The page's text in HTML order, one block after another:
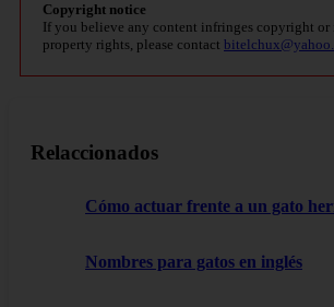
Copyright notice
If you believe any content infringes copyright
property rights, please contact
Relaccionados
Cómo actuar frente a un gato
Nombres para gatos en inglés